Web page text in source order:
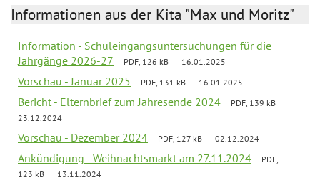
Informationen aus der Kita "Max und Moritz"
Information - Schuleingangsuntersuchungen für die
Jahrgänge 2026-27
PDF, 126 kB 16.01.2025
Vorschau - Januar 2025 PDF, 131 kB 16.01.2025
Bericht - Elternbrief zum Jahresende 2024
PDF, 139 kB
23.12.2024
Vorschau - Dezember 2024 PDF, 127 kB 02.12.2024
Ankündigung - Weihnachtsmarkt am 27.11.2024
PDF,
123 kB
13.11.2024